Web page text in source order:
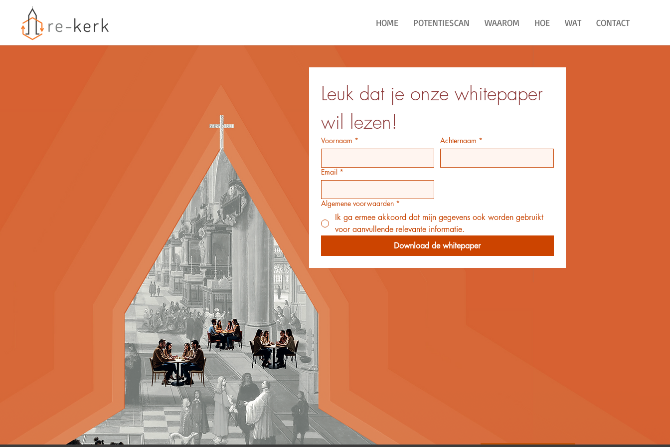
HOME POTENTIESCAN WAAROM HOE WAT CONTACT
Leuk dat je onze whitepaper
wil lezen!
Voornaam * Achternaam *
Email *
Algemene voorwaarden *
Ik ga ermee akkoord dat mijn gegevens ook worden gebruikt
voor aanvullende relevante informatie.
Download de whitepaper